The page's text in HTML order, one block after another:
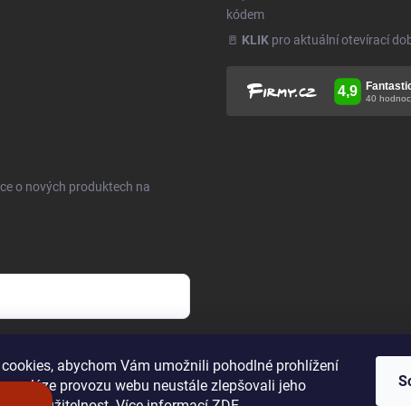
abychom Vám umožnili pohodlné prohlížení
analýze provozu webu neustále zlepšovali jeho
kódem
🚪 KLIK pro aktuální otevírací
o nových produktech na